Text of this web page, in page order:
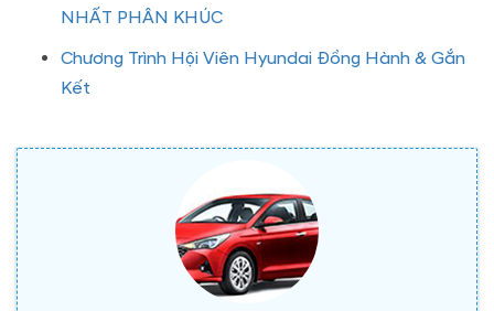
NHẤT PHÂN KHÚC
Chương Trình Hội Viên Hyundai Đồng Hành & Gắn
Kết